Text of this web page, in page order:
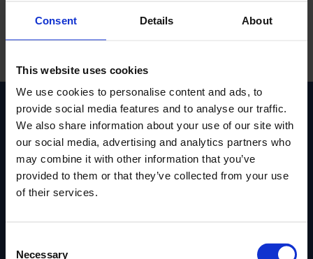
Consent Details About
This website uses cookies
We use cookies to personalise content and ads, to
provide social media features and to analyse our traffic.
We also share information about your use of our site with
our social media, advertising and analytics partners who
may combine it with other information that you’ve
provided to them or that they’ve collected from your use
of their services.
Necessary
Evensens Bakeri søker
ny eier etter sykdom
Ferske regnskapstall: